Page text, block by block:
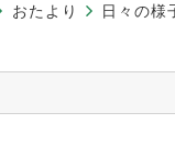
おたより 日々の様